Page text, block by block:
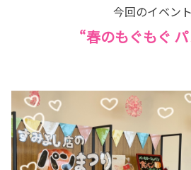
今回のイベン
“春のもぐもぐ